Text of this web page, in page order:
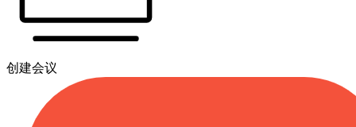
创建会议